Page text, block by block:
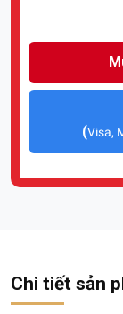
(Visa,
Chi tiết sản